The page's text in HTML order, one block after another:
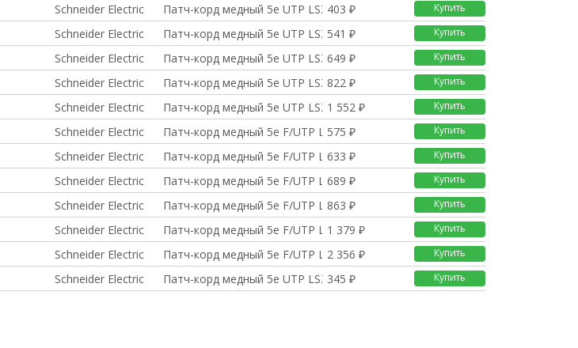
Schneider Electric Патч-корд медный 5е UTP LSZH 1
403 ₽ Купить
Schneider Electric Патч-корд медный 5е UTP LSZH 2
541 ₽ Купить
Schneider Electric Патч-корд медный 5е UTP LSZH 3
649 ₽ Купить
Schneider Electric Патч-корд медный 5е UTP LSZH 5
822 ₽ Купить
Schneider Electric Патч-корд медный 5е UTP LSZH 11 552 ₽ Купить
Schneider Electric Патч-корд медный 5е F/UTP LSZH
575 ₽ Купить
Schneider Electric Патч-корд медный 5е F/UTP LSZH
633 ₽ Купить
Schneider Electric Патч-корд медный 5е F/UTP LSZH
689 ₽ Купить
Schneider Electric Патч-корд медный 5е F/UTP LSZH
863 ₽ Купить
Schneider Electric Патч-корд медный 5е F/UTP LSZH1 379 ₽ Купить
Schneider Electric Патч-корд медный 5е F/UTP LSZH2 356 ₽ Купить
Schneider Electric Патч-корд медный 5е UTP LSZH 0
345 ₽ Купить